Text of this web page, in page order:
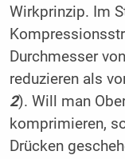
Wirkprinzip. Im
Durchmesser
reduzieren als
2). Will man
komprimieren,
Drücken